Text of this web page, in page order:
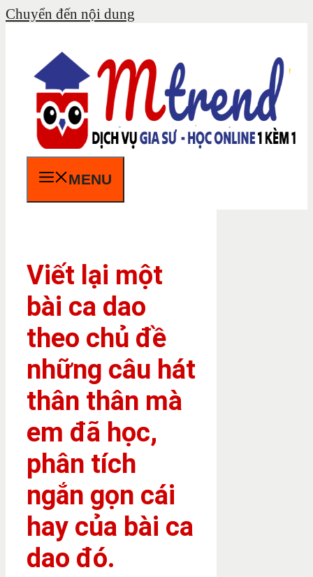
Chuyển đến nội dung
MENU
Viết lại một
bài ca dao
theo chủ đề
những câu hát
thân thân mà
em đã học,
phân tích
ngắn gọn cái
hay của bài ca
dao đó.